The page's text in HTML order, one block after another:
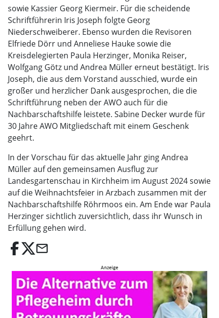
sowie Kassier Georg Kiermeir. Für die scheidende
Schriftführerin Iris Joseph folgte Georg
Niederschweiberer. Ebenso wurden die Revisoren
Elfriede Dörr und Anneliese Hauke sowie die
Kreisdelegierten Paula Herzinger, Monika Reiser,
Wolfgang Götz und Andrea Müller erneut bestätigt. Iris
Joseph, die aus dem Vorstand ausschied, wurde ein
großer und herzlicher Dank ausgesprochen, die die
Schriftführung neben der AWO auch für die
Nachbarschaftshilfe leistete. Sabine Decker wurde für
30 Jahre AWO Mitgliedschaft mit einem Geschenk
geehrt.
In der Vorschau für das aktuelle Jahr ging Andrea
Müller auf den gemeinsamen Ausflug zur
Landesgartenschau in Kirchheim im August 2024 sowie
auf die Weihnachtsfeier in Arzbach zusammen mit der
Nachbarschaftshilfe Röhrmoos ein. Am Ende war Paula
Herzinger sichtlich zuversichtlich, dass ihr Wunsch in
Erfüllung gehen wird.
email